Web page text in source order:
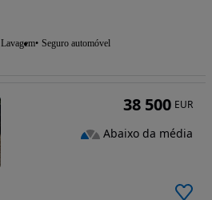
Lavagem Seguro automóvel
38 500 EUR
Abaixo da média